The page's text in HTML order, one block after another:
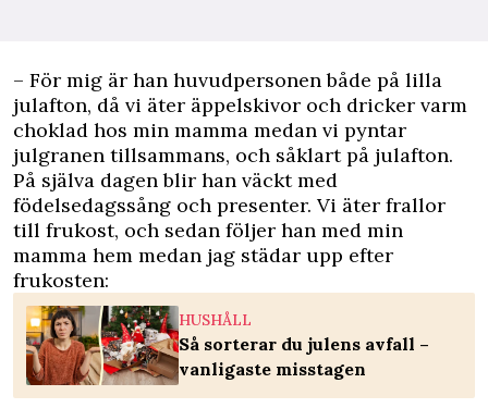
– För mig är han huvudpersonen både på lilla
julafton, då vi äter äppelskivor och dricker varm
choklad hos min mamma medan vi pyntar
julgranen tillsammans, och såklart på julafton.
På själva dagen blir han väckt med
födelsedagssång och presenter. Vi äter frallor
till frukost, och sedan följer han med min
mamma hem medan jag städar upp efter
frukosten:
HUSHÅLL
Så sorterar du julens avfall –
vanligaste misstagen